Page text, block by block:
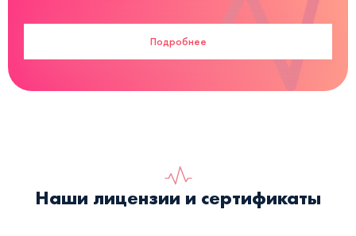
Подробнее
Наши лицензии и сертификаты